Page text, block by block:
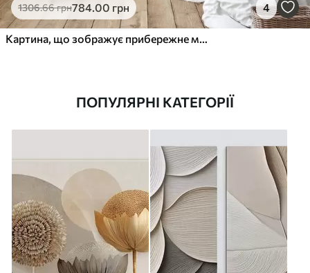
1306.66грн784.00 грн 4
Картина, що зображує прибережне містечко
ПОПУЛЯРНІ КАТЕГОРІЇ